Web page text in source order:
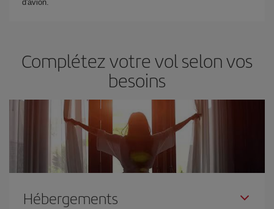
d'avion.
Complétez votre vol selon vos
besoins
Hébergements